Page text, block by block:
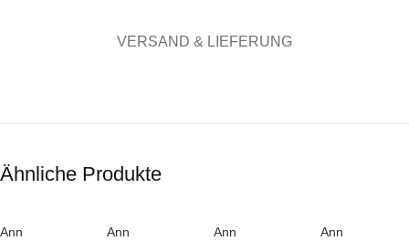
VERSAND & LIEFERUNG
Ähnliche Produkte
Ann
Ann
Ann
Ann